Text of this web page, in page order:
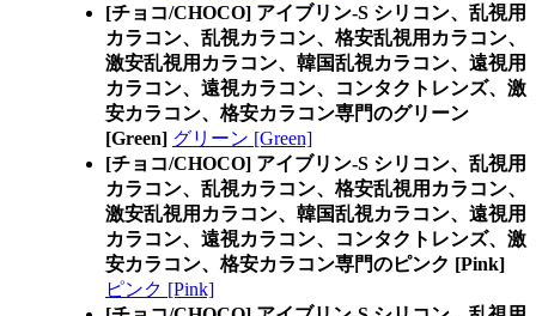
[チョコ/CHOCO] アイブリン-S シリコン、乱視用
カラコン、乱視カラコン、格安乱視用カラコン、
激安乱視用カラコン、韓国乱視カラコン、遠視用
カラコン、遠視カラコン、コンタクトレンズ、激
安カラコン、格安カラコン専門のグリーン
[Green] グリーン [Green]
[チョコ/CHOCO] アイブリン-S シリコン、乱視用
カラコン、乱視カラコン、格安乱視用カラコン、
激安乱視用カラコン、韓国乱視カラコン、遠視用
カラコン、遠視カラコン、コンタクトレンズ、激
安カラコン、格安カラコン専門のピンク [Pink]
ピンク [Pink]